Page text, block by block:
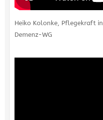
Heiko Kolonke, Pflegekraft
Demenz-WG